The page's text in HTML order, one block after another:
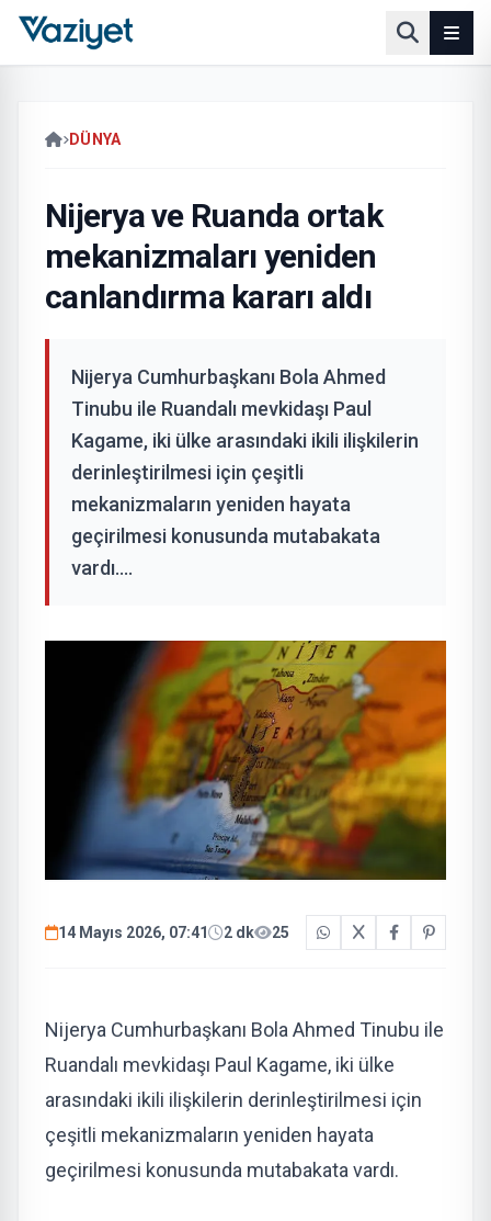
DÜNYA
Nijerya ve Ruanda ortak
mekanizmaları yeniden
canlandırma kararı aldı
Nijerya Cumhurbaşkanı Bola Ahmed
Tinubu ile Ruandalı mevkidaşı Paul
Kagame, iki ülke arasındaki ikili ilişkilerin
derinleştirilmesi için çeşitli
mekanizmaların yeniden hayata
geçirilmesi konusunda mutabakata
vardı....
14 Mayıs 2026, 07:41 2 dk 25
Nijerya Cumhurbaşkanı Bola Ahmed Tinubu ile
Ruandalı mevkidaşı Paul Kagame, iki ülke
arasındaki ikili ilişkilerin derinleştirilmesi için
çeşitli mekanizmaların yeniden hayata
geçirilmesi konusunda mutabakata vardı.